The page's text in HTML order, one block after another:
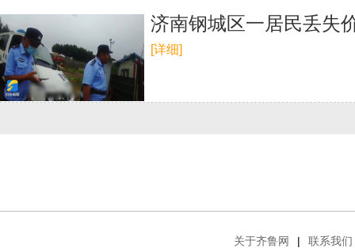
济南钢城区一居民丢失
[详细]
关于齐鲁网 |
联系我们